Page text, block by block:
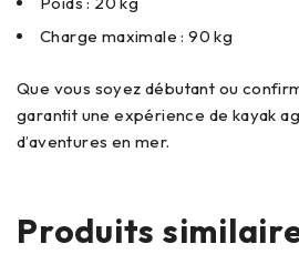
Charge maximale : 90 kg
Que vous soyez débutant ou
garantit une expérience de kayak
d’aventures en mer.
Produits